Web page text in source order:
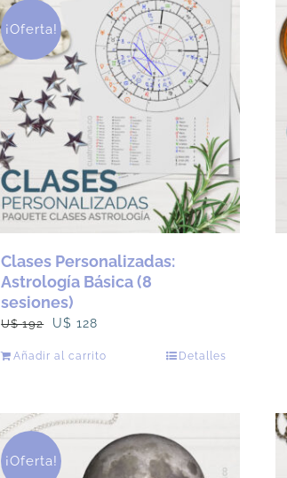
¡Oferta!
Clases Personalizadas:
Astrología Básica (8
sesiones)
U$192
El
U$128
U$
128.
Añadir al carrito Detalles
¡Oferta!